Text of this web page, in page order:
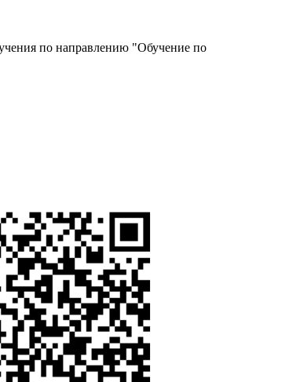
по направлению "Обучение по